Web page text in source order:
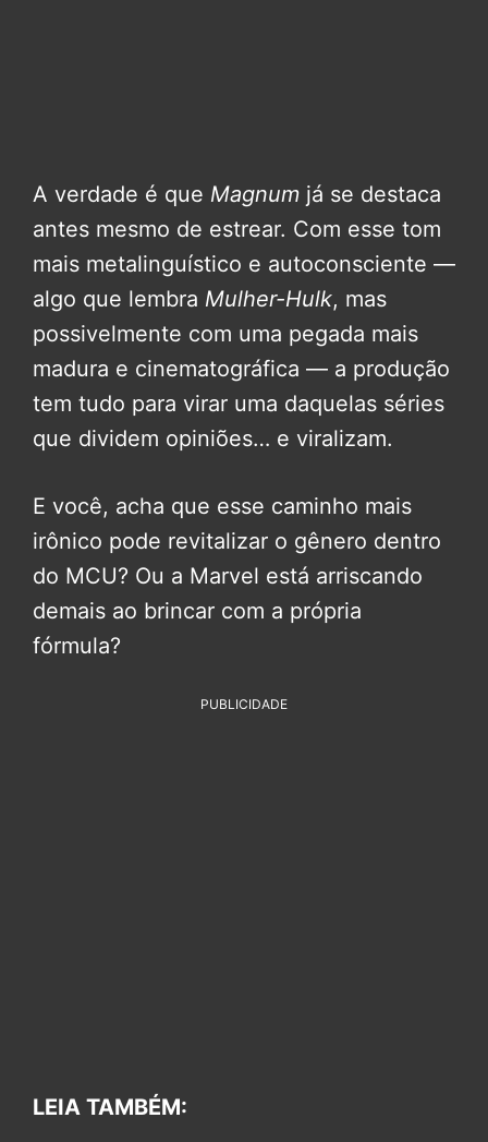
A verdade é que Magnum já se destaca
antes mesmo de estrear. Com esse tom
mais metalinguístico e autoconsciente —
algo que lembra Mulher-Hulk, mas
possivelmente com uma pegada mais
madura e cinematográfica — a produção
tem tudo para virar uma daquelas séries
que dividem opiniões… e viralizam.
E você, acha que esse caminho mais
irônico pode revitalizar o gênero dentro
do MCU? Ou a Marvel está arriscando
demais ao brincar com a própria
fórmula?
PUBLICIDADE
LEIA TAMBÉM: